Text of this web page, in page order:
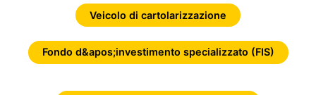
Veicolo di cartolarizzazione
Fondo d&apos;investimento specializzato (FIS)